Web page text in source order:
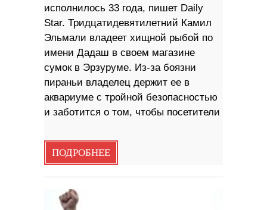
исполнилось 33 года, пишет Daily
Star. Тридцатидевятилетний Камил
Эльмали владеет хищной рыбой по
имени Дадаш в своем магазине
сумок в Эрзуруме. Из-за боязни
пираньи владелец держит ее в
аквариуме с тройной безопасностью
и заботится о том, чтобы посетители
ПОДРОБНЕЕ